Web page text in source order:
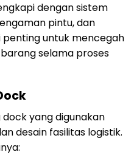
dengan sistem
pintu, dan
penting untuk mencegah
selama proses
yang digunakan
desain fasilitas logistik.